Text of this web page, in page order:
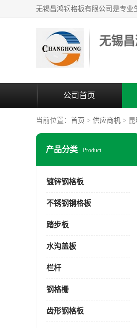
无锡
公司首页
当前位置： 首页 > 供应商机 > 昆
产品分类 Product
镀锌钢格板
不锈钢钢格板
踏步板
水沟盖板
栏杆
钢格栅
齿形钢格板